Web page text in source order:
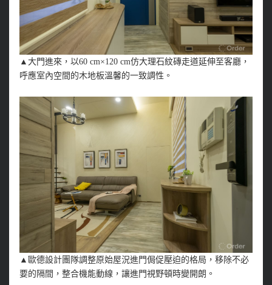
▲大門進來，以60 cm×120 cm仿大理石紋磚走道延伸至客廳，
呼應室內空間的木地板溫馨的一致調性。
▲歐德設計團隊調整原始屋況進門侷促壓迫的格局，移除不必
要的隔間，整合機能動線，讓進門視野頓時變開朗。